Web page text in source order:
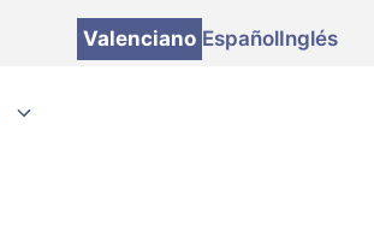
Valenciano EspañolInglés